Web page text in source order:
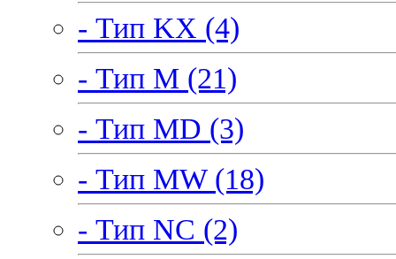
- Тип KX (4)
- Тип M (21)
- Тип MD (3)
- Тип MW (18)
- Тип NC (2)